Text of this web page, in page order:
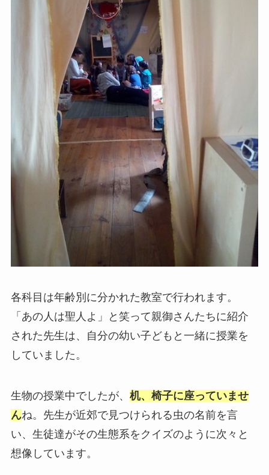
各科目は年齢別に分かれた教室で行われます。
「あの人は聖人よ」と笑って親御さんたちに紹介
された先生は、自分の幼い子どもと一緒に授業を
していました。
生物の授業中でしたが、 机、椅子に座っていませ
んね。先生が近郊で見つけられる虫の名前を言
い、生徒達がその生態系をクイズのように次々と
想像しています。